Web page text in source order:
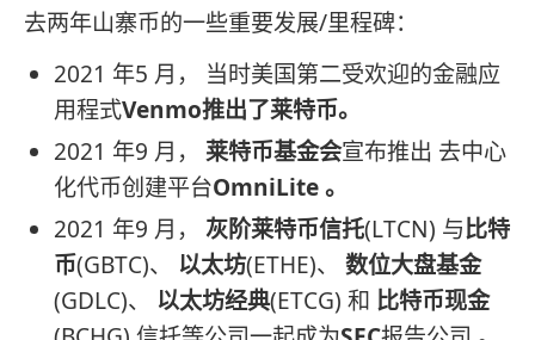
去两年山寨币的一些重要发展/里程碑：
2021 年5 月， 当时美国第二受欢迎的金融应
用程式Venmo推出了莱特币。
2021 年9 月， 莱特币基金会宣布推出 去中心
化代币创建平台OmniLite 。
2021 年9 月， 灰阶莱特币信托(LTCN) 与比特
币(GBTC)、 以太坊(ETHE)、 数位大盘基金
(GDLC)、 以太坊经典(ETCG) 和 比特币现金